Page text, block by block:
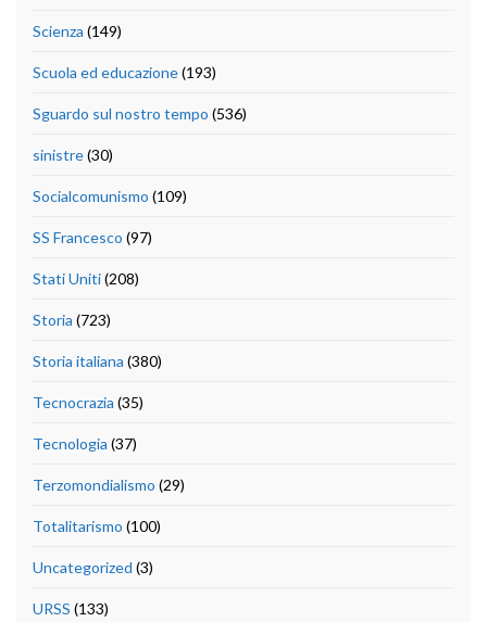
Scienza (149)
Scuola ed educazione(193)
Sguardo sul nostro tempo (536)
sinistre(30)
Socialcomunismo (109)
SS Francesco (97)
Stati Uniti(208)
Storia (723)
Storia italiana (380)
Tecnocrazia (35)
Tecnologia (37)
Terzomondialismo (29)
Totalitarismo (100)
Uncategorized (3)
URSS (133)